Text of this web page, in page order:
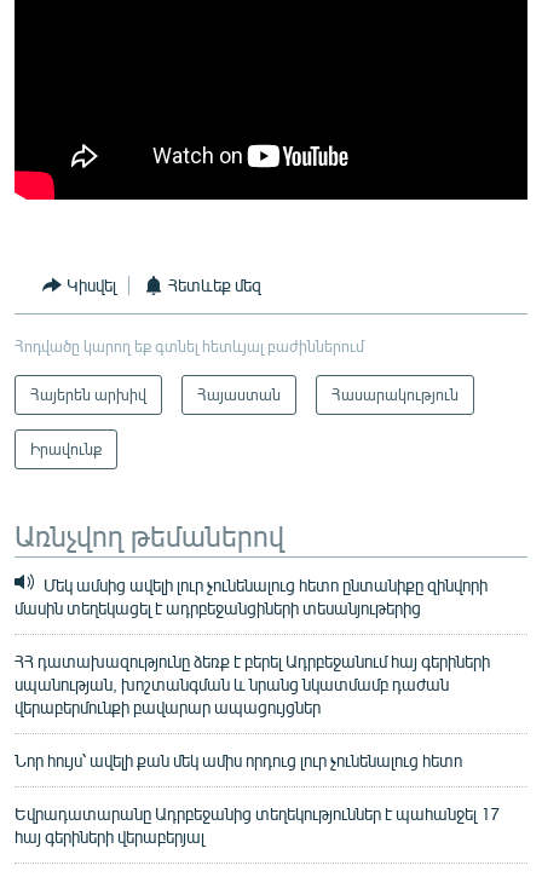
Կիսվել Հետևեք մեզ
Հոդվածը կարող եք գտնել հետևյալ բաժիններում
Հայերեն արխիվ Հայաստան Հասարակություն
Իրավունք
Առնչվող թեմաներով
Մեկ ամսից ավելի լուր չունենալուց հետո ընտանիքը զինվորի
մասին տեղեկացել է ադրբեջանցիների տեսանյութերից
ՀՀ դատախազությունը ձեռք է բերել Ադրբեջանում հայ գերիների
սպանության, խոշտանգման և նրանց նկատմամբ դաժան
վերաբերմունքի բավարար ապացույցներ
Նոր հույս՝ ավելի քան մեկ ամիս որդուց լուր չունենալուց հետո
Եվրադատարանը Ադրբեջանից տեղեկություններ է պահանջել 17
հայ գերիների վերաբերյալ